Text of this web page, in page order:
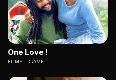
One Love !
FILMS DRAME